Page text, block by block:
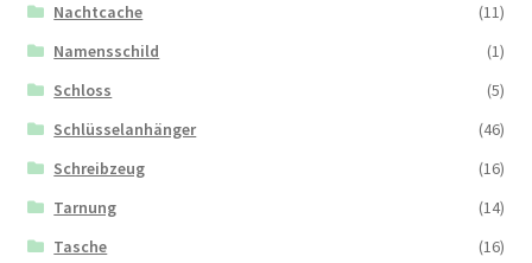
Nachtcache
(11)
Namensschild
(1)
Schloss
(5)
Schlüsselanhänger
(46)
Schreibzeug
(16)
Tarnung
(14)
Tasche
(16)